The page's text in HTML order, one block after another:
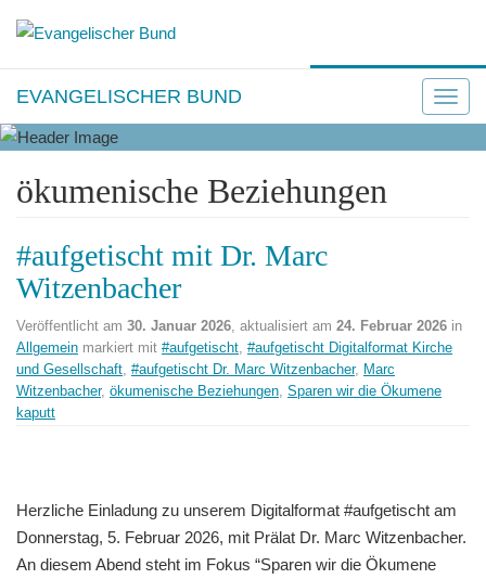
JETZT SPENDEN
T
o
g
v
i
n
EVANGELISCHER BUND
ökumenische Beziehungen
#aufgetischt mit Dr. Marc
Witzenbacher
Veröffentlicht am 30. Januar 2026 , aktualisiert am 24. Februar 2026 in
Allgemein markiert mit #aufgetischt #aufgetischt Digitalformat Kirche
und Gesellschaft #aufgetischt Dr. Marc Witzenbacher, Marc
Witzenbacher, ökumenische Beziehungen Sparen wir die Ökumene
kaputt
Herzliche Einladung zu unserem Digitalformat #aufgetischt am
Donnerstag, 5. Februar 2026, mit Prälat Dr. Marc Witzenbacher.
An diesem Abend steht im Fokus “Sparen wir die Ökumene